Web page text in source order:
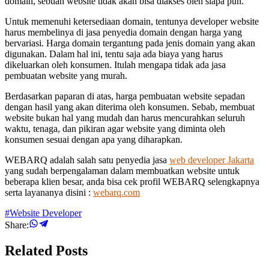
Untuk memenuhi ketersediaan domain, tentunya developer website
harus membelinya di jasa penyedia domain dengan harga yang
bervariasi. Harga domain tergantung pada jenis domain yang akan
digunakan. Dalam hal ini, tentu saja ada biaya yang harus
dikeluarkan oleh konsumen. Itulah mengapa tidak ada jasa
pembuatan website yang murah.
Berdasarkan paparan di atas, harga pembuatan website sepadan
dengan hasil yang akan diterima oleh konsumen. Sebab, membuat
website bukan hal yang mudah dan harus mencurahkan seluruh
waktu, tenaga, dan pikiran agar website yang diminta oleh
konsumen sesuai dengan apa yang diharapkan.
WEBARQ adalah salah satu penyedia jasa web developer Jakarta
yang sudah berpengalaman dalam membuatkan website untuk
beberapa klien besar, anda bisa cek profil WEBARQ selengkapnya
serta layananya disini : webarq.com
#Website Developer
Share:
Related Posts